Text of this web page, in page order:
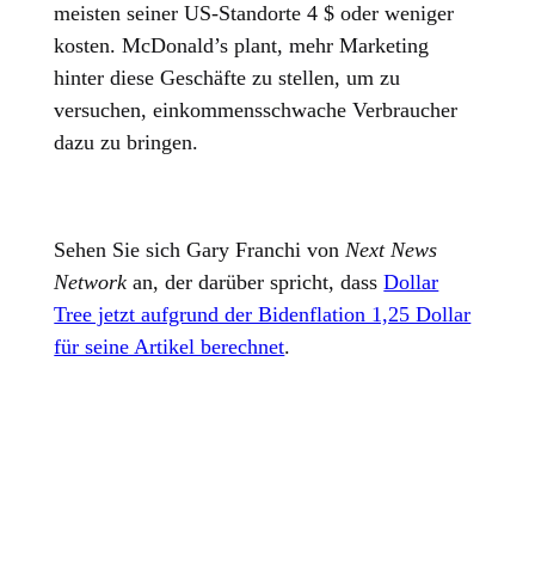
meisten seiner US-Standorte 4 $ oder weniger
kosten. McDonald’s plant, mehr Marketing
hinter diese Geschäfte zu stellen, um zu
versuchen, einkommensschwache Verbraucher
dazu zu bringen.
Sehen Sie sich Gary Franchi vonNext News
Networkan, der darüber spricht, dassDollar
Tree jetzt aufgrund der Bidenflation 1,25 Dollar
für seine Artikel berechnet.